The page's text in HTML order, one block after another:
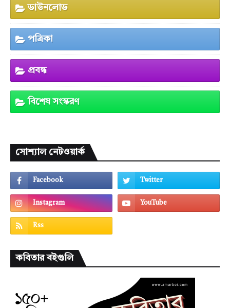
ডাউনলোড
পত্রিকা
প্রবন্ধ
বিশেষ সংস্করণ
সোশ্যাল নেটওয়ার্ক
কবিতার বইগুলি